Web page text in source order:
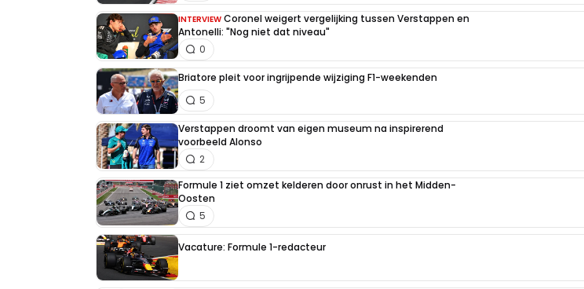
INTERVIEW Coronel weigert vergelijking tussen Verstappen en
Antonelli: "Nog niet dat niveau"
0
Briatore pleit voor ingrijpende wijziging F1-weekenden
5
Verstappen droomt van eigen museum na inspirerend
voorbeeld Alonso
2
Formule 1 ziet omzet kelderen door onrust in het Midden-
Oosten
5
Vacature: Formule 1-redacteur